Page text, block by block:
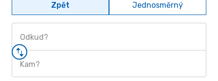
Zpět Jednosměrný
Odkud?
Kam?